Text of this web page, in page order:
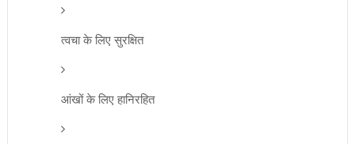
त्वचा के लिए सुरक्षित
आंखों के लिए हानिरहित